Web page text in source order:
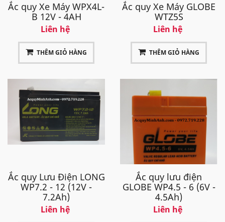
Ắc quy Xe Máy WPX4L-
B 12V - 4AH
Liên hệ
THÊM GIỎ HÀNG
Ắc quy Xe Máy GLOBE
WTZ5S
Liên hệ
THÊM GIỎ HÀNG
Ắc quy Lưu Điện LONG
WP7.2 - 12 (12V -
7.2Ah)
Liên hệ
Ắc quy lưu điện
GLOBE WP4.5 - 6 (6V -
4.5Ah)
Liên hệ